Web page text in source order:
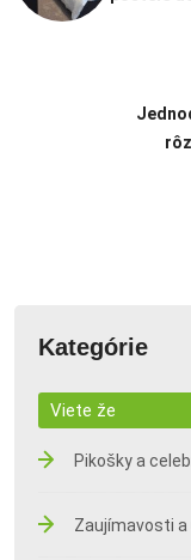
Kategórie
Viete že
Pikošky a
Zaujímavosti